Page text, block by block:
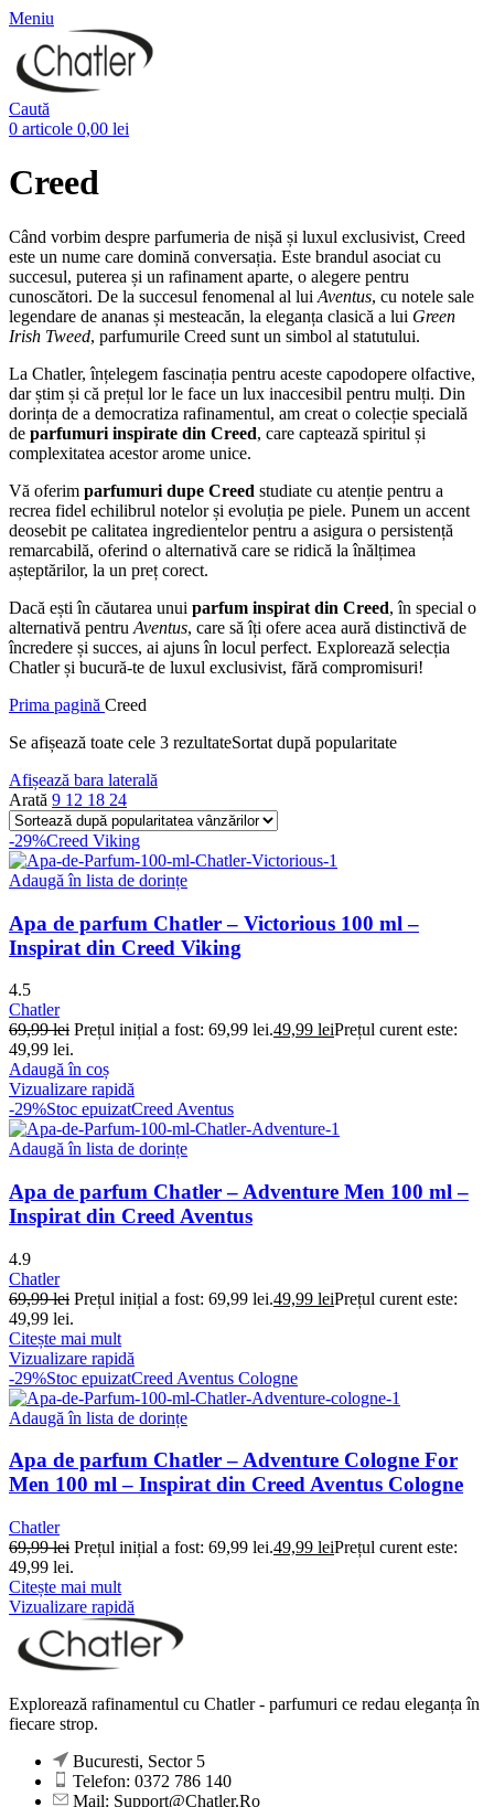
Meniu
Caută
0 articole 0,00 lei
Creed
Când vorbim despre parfumeria de nișă și luxul exclusivist, Creed
este un nume care domină conversația. Este brandul asociat cu
succesul, puterea și un rafinament aparte, o alegere pentru
cunoscători. De la succesul fenomenal al lui Aventus, cu notele sale
legendare de ananas și mesteacăn, la eleganța clasică a lui Green
Irish Tweed, parfumurile Creed sunt un simbol al statutului.
La Chatler, înțelegem fascinația pentru aceste capodopere olfactive,
dar știm și că prețul lor le face un lux inaccesibil pentru mulți. Din
dorința de a democratiza rafinamentul, am creat o colecție specială
de parfumuri inspirate din Creed, care captează spiritul și
complexitatea acestor arome unice.
Vă oferim parfumuri dupe Creed studiate cu atenție pentru a
recrea fidel echilibrul notelor și evoluția pe piele. Punem un accent
deosebit pe calitatea ingredientelor pentru a asigura o persistență
remarcabilă, oferind o alternativă care se ridică la înălțimea
așteptărilor, la un preț corect.
Dacă ești în căutarea unui parfum inspirat din Creed, în special o
alternativă pentru Aventus, care să îți ofere acea aură distinctivă de
încredere și succes, ai ajuns în locul perfect. Explorează selecția
Chatler și bucură-te de luxul exclusivist, fără compromisuri!
Prima pagină Creed
Se afișează toate cele 3 rezultateSortat după popularitate
Afișează bara laterală
Arată 9 12 18 24
-29%Creed Viking
Adaugă în lista de dorințe
Apa de parfum Chatler – Victorious 100 ml –
Inspirat din Creed Viking
4.5
Chatler
69,99lei Prețul inițial a fost: 69,99 lei.49,99 leiPrețul curent este:
49,99 lei.
Adaugă în coș
Vizualizare rapidă
-29%Stoc epuizatCreed Aventus
Adaugă în lista de dorințe
Apa de parfum Chatler – Adventure Men 100 ml –
Inspirat din Creed Aventus
4.9
Chatler
69,99lei Prețul inițial a fost: 69,99 lei.49,99 leiPrețul curent este:
49,99 lei.
Citește mai mult
Vizualizare rapidă
-29%Stoc epuizatCreed Aventus Cologne
Adaugă în lista de dorințe
Apa de parfum Chatler – Adventure Cologne For
Men 100 ml – Inspirat din Creed Aventus Cologne
Chatler
69,99lei Prețul inițial a fost: 69,99 lei.49,99 leiPrețul curent este:
49,99 lei.
Citește mai mult
Vizualizare rapidă
Explorează rafinamentul cu Chatler - parfumuri ce redau eleganța în
fiecare strop.
Bucuresti, Sector 5
Telefon: 0372 786 140
Mail: Support@Chatler.Ro